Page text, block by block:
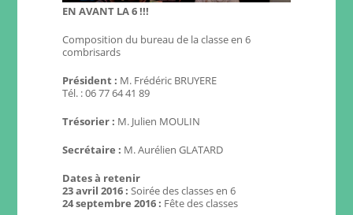
EN AVANT LA 6 !!!
Composition du bureau de la classe en 6
combrisards
Président : M. Frédéric BRUYERE
Tél. : 06 77 64 41 89
Trésorier : M. Julien MOULIN
Secrétaire : M. Aurélien GLATARD
Dates à retenir
23 avril 2016 : Soirée des classes en 6
24 septembre 2016 : Fête des classes